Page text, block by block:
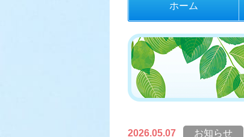
ホーム
2026.05.07 お知らせ